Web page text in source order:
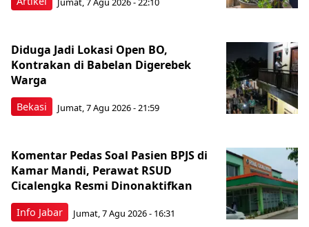
Bekasi
Diduga Jadi Lokasi Open BO,
Kontrakan di Babelan Digerebek
Warga
Jumat, 7 Agu 2026 - 21:59
Info Jabar
Komentar Pedas Soal Pasien BPJS di
Kamar Mandi, Perawat RSUD
Cicalengka Resmi Dinonaktifkan
Jumat, 7 Agu 2026 - 16:31